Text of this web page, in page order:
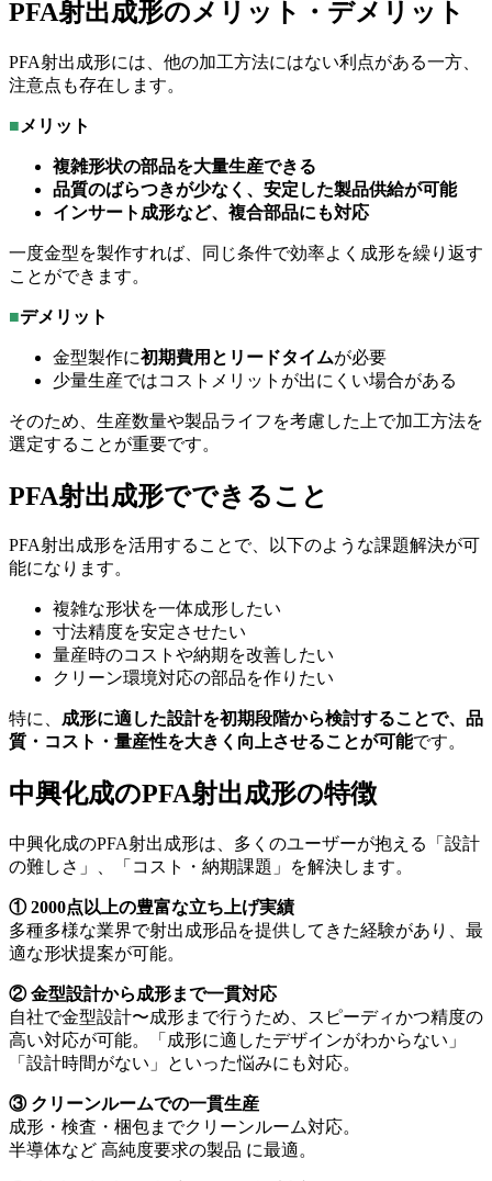
PFA射出成形のメリット・デメリット
PFA射出成形には、他の加工方法にはない利点がある一方、
注意点も存在します。
■ メリット
複雑形状の部品を大量生産できる
品質のばらつきが少なく、安定した製品供給が可能
インサート成形など、複合部品にも対応
一度金型を製作すれば、同じ条件で効率よく成形を繰り返す
ことができます。
■デメリット
金型製作に初期費用とリードタイムが必要
少量生産ではコストメリットが出にくい場合がある
そのため、生産数量や製品ライフを考慮した上で加工方法を
選定することが重要です。
PFA射出成形でできること
PFA射出成形を活用することで、以下のような課題解決が可
能になります。
複雑な形状を一体成形したい
寸法精度を安定させたい
量産時のコストや納期を改善したい
クリーン環境対応の部品を作りたい
特に、 成形に適した設計を初期段階から検討することで、品
質・コスト・量産性を大きく向上させることが可能です。
中興化成のPFA射出成形の特徴
中興化成のPFA射出成形は、多くのユーザーが抱える「設計
の難しさ」、「コスト・納期課題」を解決します。
① 2000点以上の豊富な立ち上げ実績
多種多様な業界で射出成形品を提供してきた経験があり、最
適な形状提案が可能。
② 金型設計から成形まで一貫対応
自社で金型設計〜成形まで行うため、スピーディかつ精度の
高い対応が可能。「成形に適したデザインがわからない」
「設計時間がない」といった悩みにも対応。
③ クリーンルームでの一貫生産
成形・検査・梱包までクリーンルーム対応。
半導体など 高純度要求の製品 に最適。